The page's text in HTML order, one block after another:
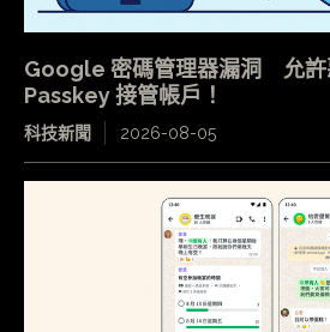
Google 密碼管理器漏洞 允許
Passkey 接管帳戶！
科技新聞 2026-08-05